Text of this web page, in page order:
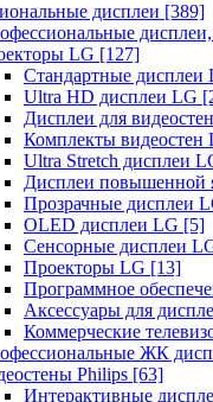
дисплеи [389]
LG [127]
Стандартные дисплеи
Ultra HD дисплеи LG
Дисплеи для
Комплекты видеостен
Ultra Stretch дисплеи
Дисплеи повышенной
Прозрачные дисплеи
OLED дисплеи LG [5]
Сенсорные дисплеи
Проекторы LG [13]
Программное
Аксессуары для
Коммерческие
ЖК
Philips [63]
Интерактивные